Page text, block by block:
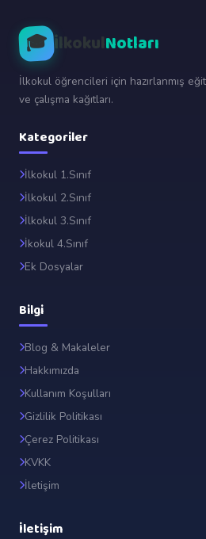
🎓 İlkokulNotları
İlkokul öğrencileri için hazırlanmış
ve çalışma kağıtları.
Kategoriler
İlkokul 1.Sınıf
İlkokul 2.Sınıf
İlkokul 3.Sınıf
İkokul 4.Sınıf
Ek Dosyalar
Bilgi
Blog & Makaleler
Hakkımızda
Kullanım Koşulları
Gizlilik Politikası
Çerez Politikası
KVKK
İletişim
İletişim